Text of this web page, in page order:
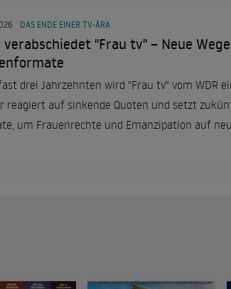
DAS ENDE EINER TV-ÄRA
verabschiedet "Frau tv" – Neue
drei Jahrzehnten wird "Frau tv" vom WDR
reagiert auf sinkende Quoten und setzt
um Frauenrechte und Emanzipation auf